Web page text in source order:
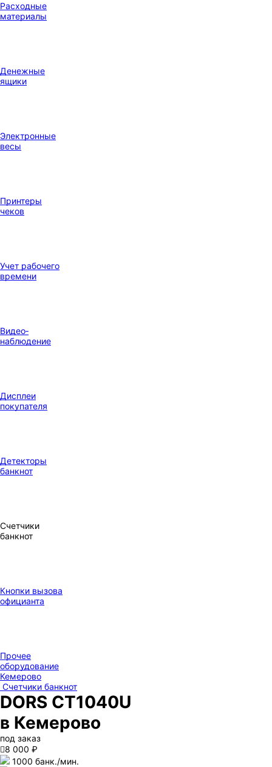
Расходные
материалы
Денежные
ящики
Электронные
весы
Принтеры
чеков
Учет рабочего
времени
Видео‑
наблюдение
Дисплеи
покупателя
Детекторы
банкнот
Счетчики
банкнот
Кнопки вызова
официанта
Прочее
оборудование
Кемерово
Счетчики банкнот
DORS CT1040U
в Кемерово
под заказ
8 000 ₽
1000 банк./мин.